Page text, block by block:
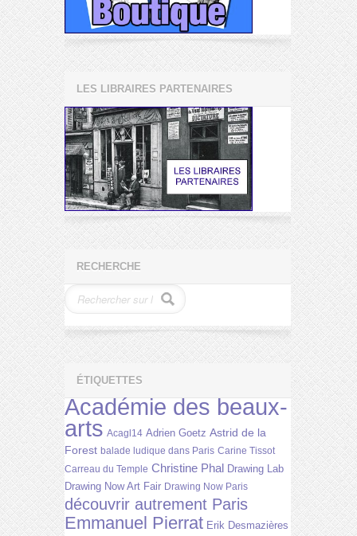
LES LIBRAIRES PARTENAIRES
RECHERCHE
ÉTIQUETTES
Académie des beaux-
arts Acagl14 Adrien Goetz Astrid de la
Forest balade ludique dans Paris Carine Tissot
Carreau du Temple Christine Phal Drawing Lab
Drawing Now Art Fair Drawing Now Paris
découvrir autrement Paris
Emmanuel Pierrat Erik Desmazières